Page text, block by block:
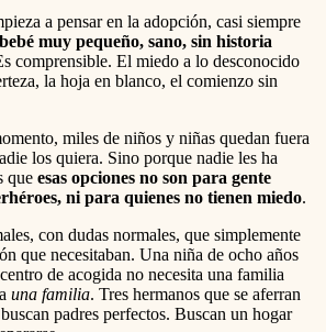
a pensar en la adopción, casi siempre
muy pequeño, sano, sin historia
comprensible. El miedo a lo desconocido
la hoja en blanco, el comienzo sin
miles de niños y niñas quedan fuera
los quiera. Sino porque nadie les ha
que esas opciones no son para gente
ni para quienes no tienen miedo.
con dudas normales, que simplemente
que necesitaban. Una niña de ocho años
de acogida no necesita una familia
una familia. Tres hermanos que se aferran
padres perfectos. Buscan un hogar